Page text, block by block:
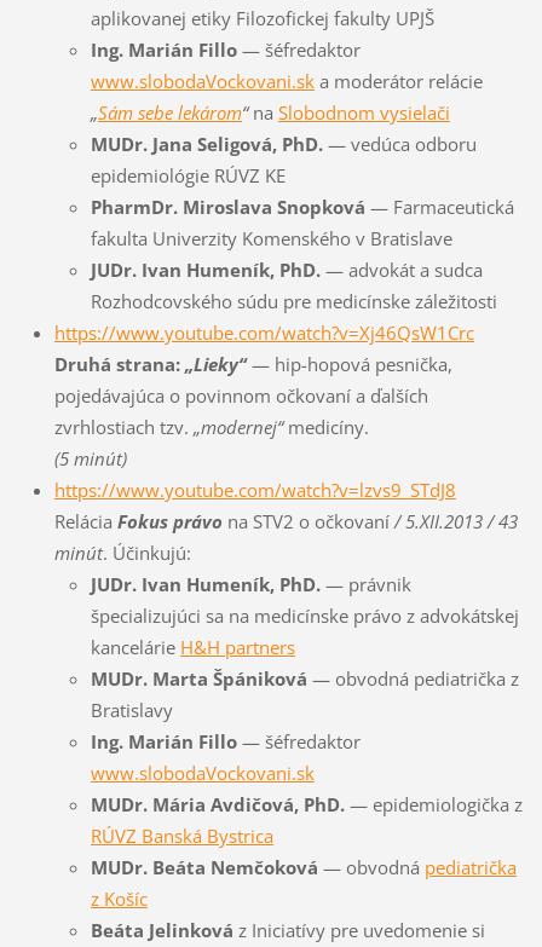
aplikovanej etiky Filozofickej fakulty UPJŠ
Ing. Marián Fillo— šéfredaktor
www.slobodaVockovani.ska moderátor relácie
„Sám sebe lekárom“na Slobodnom vysielači
MUDr. Jana Seligová, PhD.— vedúca odboru
epidemiológie RÚVZ KE
PharmDr. Miroslava Snopková — Farmaceutická
fakulta Univerzity Komenského v Bratislave
JUDr. Ivan Humeník, PhD.— advokát a sudca
Rozhodcovského súdu pre medicínske záležitosti
https://www.youtube.com/watch?v=Xj46QsW1Crc
Druhá strana: „Lieky“— hip-hopová pesnička,
pojedávajúca o povinnom očkovaní a ďalších
zvrhlostiach tzv. „modernej“medicíny.
(5 minút)
https://www.youtube.com/watch?v=lzvs9_STdJ8
Relácia Fokus právo na STV2 o očkovaní / 5.XII.2013 / 43
minút. Účinkujú:
JUDr. Ivan Humeník, PhD.— právnik
špecializujúci sa na medicínske právo z advokátskej
kancelárie H&H partners
MUDr. Marta Špániková — obvodná pediatrička z
Bratislavy
Ing. Marián Fillo— šéfredaktor
www.slobodaVockovani.sk
MUDr. Mária Avdičová, PhD.— epidemiologička z
RÚVZ Banská Bystrica
MUDr. Beáta Nemčoková — obvodná pediatrička
z Košíc
Beáta Jelinková z Iniciatívy pre uvedomenie si